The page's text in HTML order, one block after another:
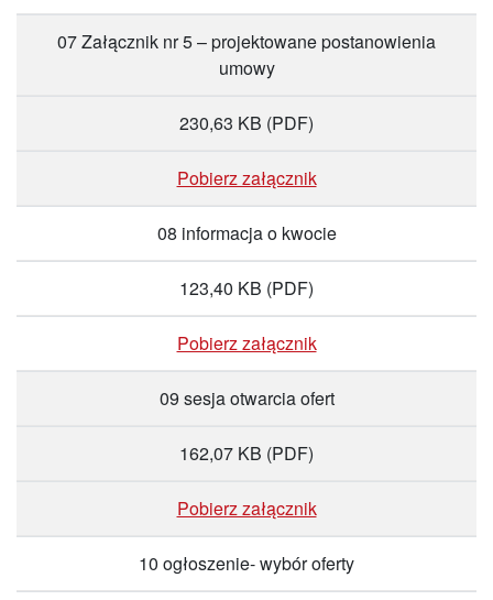
07 Załącznik nr 5 – projektowane postanowienia
umowy
230,63 KB (PDF)
Pobierz załącznik
08 informacja o kwocie
123,40 KB (PDF)
Pobierz załącznik
09 sesja otwarcia ofert
162,07 KB (PDF)
Pobierz załącznik
10 ogłoszenie- wybór oferty